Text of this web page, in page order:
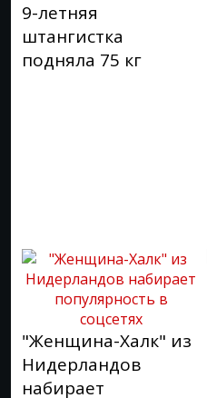
9-летняя
штангистка
подняла 75 кг
"Женщина-Халк" из
Нидерландов
набирает